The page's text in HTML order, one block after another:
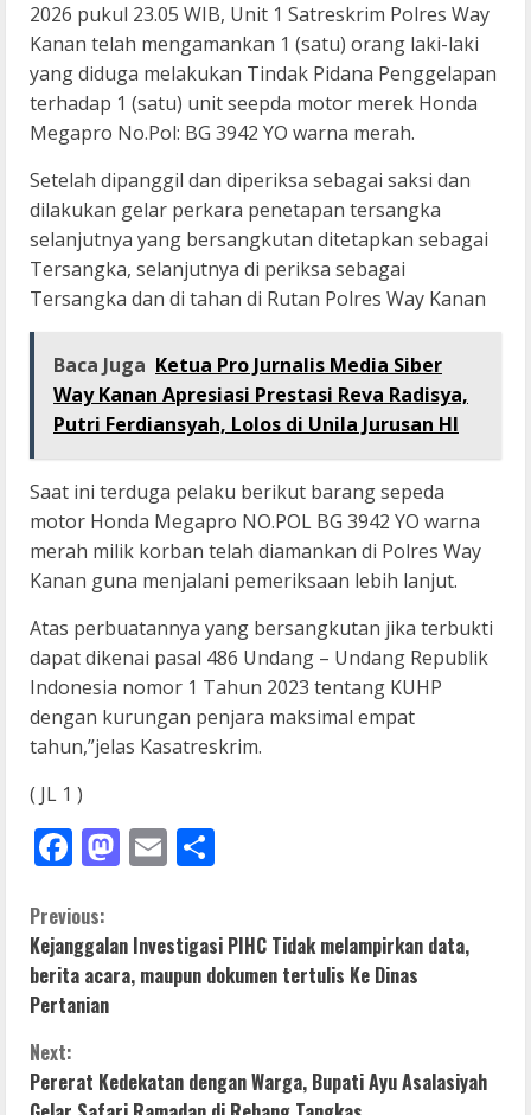
2026 pukul 23.05 WIB, Unit 1 Satreskrim Polres Way
Kanan telah mengamankan 1 (satu) orang laki-laki
yang diduga melakukan Tindak Pidana Penggelapan
terhadap 1 (satu) unit seepda motor merek Honda
Megapro No.Pol: BG 3942 YO warna merah.
Setelah dipanggil dan diperiksa sebagai saksi dan
dilakukan gelar perkara penetapan tersangka
selanjutnya yang bersangkutan ditetapkan sebagai
Tersangka, selanjutnya di periksa sebagai
Tersangka dan di tahan di Rutan Polres Way Kanan
Baca Juga Ketua Pro Jurnalis Media Siber
Way Kanan Apresiasi Prestasi Reva Radisya,
Putri Ferdiansyah, Lolos di Unila Jurusan HI
Saat ini terduga pelaku berikut barang sepeda
motor Honda Megapro NO.POL BG 3942 YO warna
merah milik korban telah diamankan di Polres Way
Kanan guna menjalani pemeriksaan lebih lanjut.
Atas perbuatannya yang bersangkutan jika terbukti
dapat dikenai pasal 486 Undang – Undang Republik
Indonesia nomor 1 Tahun 2023 tentang KUHP
dengan kurungan penjara maksimal empat
tahun,”jelas Kasatreskrim.
( JL 1 )
Facebook
Mastodon
Email
C
o
n
t
Previous:
Kejanggalan Investigasi PIHC Tidak melampirkan data,
berita acara, maupun dokumen tertulis Ke Dinas
Pertanian
Next:
Pererat Kedekatan dengan Warga, Bupati Ayu Asalasiyah